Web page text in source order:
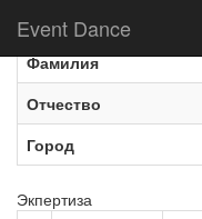
Event Dance
Имя
Фамилия
Отчество
Город
Экпертиза